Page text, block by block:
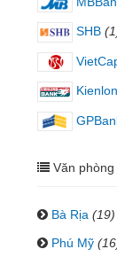
SHB
Văn
Bà Rịa (19)
Phú Mỹ